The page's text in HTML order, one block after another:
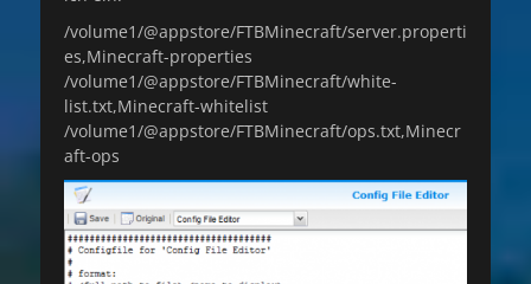
/volume1/@appstore/FTBMinecraft/server.properti
es,Minecraft-properties
/volume1/@appstore/FTBMinecraft/white-
list.txt,Minecraft-whitelist
/volume1/@appstore/FTBMinecraft/ops.txt,Minecr
aft-ops